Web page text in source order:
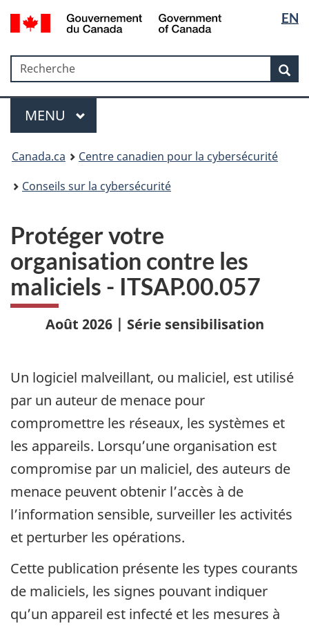
Passer
au
Invitations
Passer
au
Passer
à
sujet
du
Passer
à
HTML
simplifiée
la
langue
EN
Government
Gouvernement
du
Recherche
Recherche
Menu
MAIN
MENU
Canada.ca
Centre canadien pour la cybersécurité
Conseils sur la cybersécurité
Protéger votre
organisation contre les
maliciels - ITSAP.00.057
Août 2026 | Série sensibilisation
Un logiciel malveillant, ou maliciel, est utilisé
par un auteur de menace pour
compromettre les réseaux, les systèmes et
les appareils. Lorsqu’une organisation est
compromise par un maliciel, des auteurs de
menace peuvent obtenir l’accès à de
l’information sensible, surveiller les activités
et perturber les opérations.
Cette publication présente les types courants
de maliciels, les signes pouvant indiquer
qu’un appareil est infecté et les mesures à